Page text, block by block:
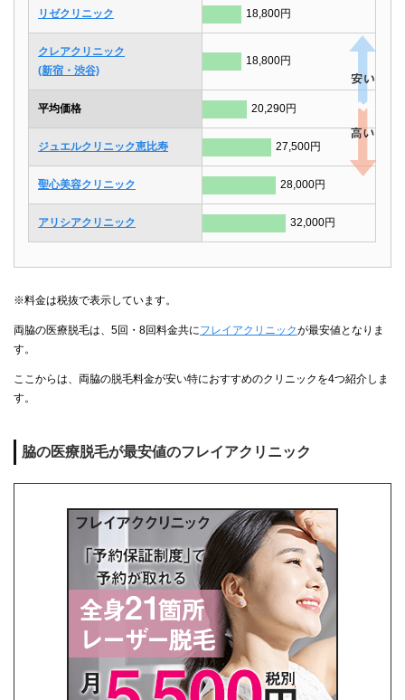
リゼクリニック 18,800円
クレアクリニック
(新宿・渋谷)
18,800円
平均価格 20,290円
ジュエルクリニック恵比寿 27,500円
聖心美容クリニック 28,000円
アリシアクリニック 32,000円
※料金は税抜で表示しています。
両脇の医療脱毛は、5回・8回料金共にフレイアクリニックが最安値となりま
す。
ここからは、両脇の脱毛料金が安い特におすすめのクリニックを4つ紹介しま
す。
脇の医療脱毛が最安値のフレイアクリニック